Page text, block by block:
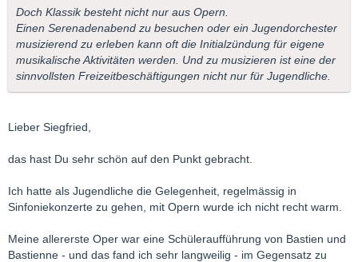
Doch Klassik besteht nicht nur aus Opern.
Einen Serenadenabend zu besuchen oder ein Jugendorchester
musizierend zu erleben kann oft die Initialzündung für eigene
musikalische Aktivitäten werden. Und zu musizieren ist eine der
sinnvollsten Freizeitbeschäftigungen nicht nur für Jugendliche.
Lieber Siegfried,
das hast Du sehr schön auf den Punkt gebracht.
Ich hatte als Jugendliche die Gelegenheit, regelmässig in
Sinfoniekonzerte zu gehen, mit Opern wurde ich nicht recht warm.
Meine allererste Oper war eine Schüleraufführung von Bastien und
Bastienne - und das fand ich sehr langweilig - im Gegensatz zu